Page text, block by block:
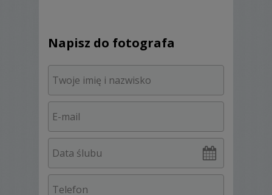
cyfrowej
- Reportaż z ceremonii ślubnej i przyjęcia
- Zdjęcia w pełnym formacie +
przygotowane na media społecznościowe
- Sesja w dniu ślubu
- Dojazd do 50 km od Krakowa (powyżej do
Napisz do fotografa